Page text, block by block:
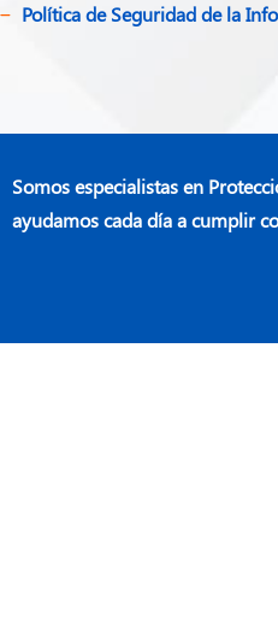
Política de Seguridad de la
Somos especialistas en
ayudamos cada día a cumplir